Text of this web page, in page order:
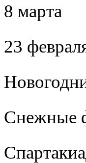
8 марта
23
Cнежные